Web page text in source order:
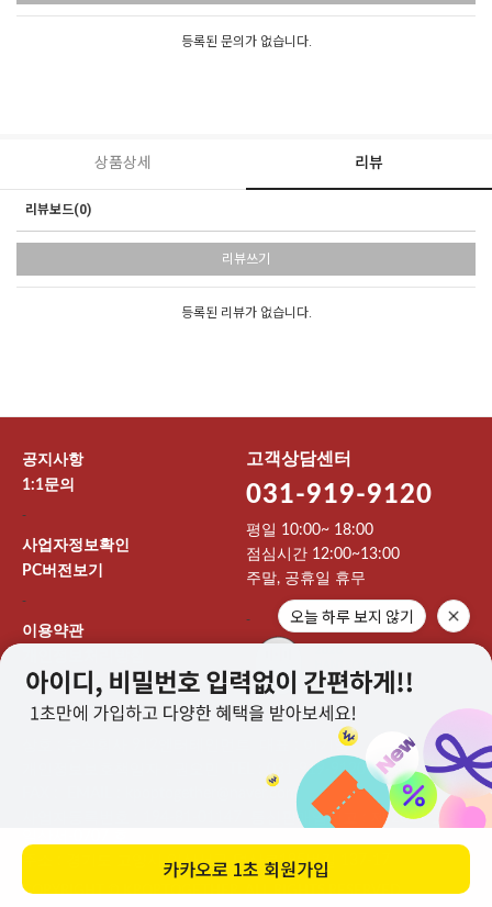
등록된 문의가 없습니다.
상품상세 리뷰
리뷰보드(0)
리뷰쓰기
등록된 리뷰가 없습니다.
공지사항
1:1문의
-
사업자정보확인
PC버전보기
-
이용약관
이용안내
고객상담센터
031-919-9120
평일 10:00~ 18:00
점심시간 12:00~13:00
주말, 공휴일 휴무
-
상호 : 주식회사 912엔터테인먼트 대표 : 이기영
개인정보보호책임자 : 권오민 TEL : 031-919-9120
FAX : EMAIL : kpoptogether@naver.com
사업자등록번호 : 194-81-01147 통신판매업신고 : 제 2024-고양
주소 : 경기도 고양시 일산서구 덕산로195번길 137-17
COPYRIGHT © KPOPTOGETHER. ALL RIGHTS RESERVED.
오늘 하루 보지 않기
카카오로 1초 회원가입